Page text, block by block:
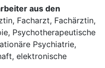
aus den
Facharzt, Fachärztin,
Psychotherapeutische
Psychiatrie,
elektronische